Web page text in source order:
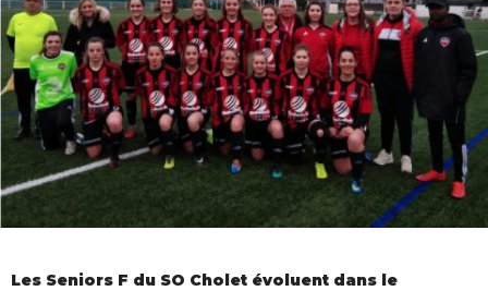
Les Seniors F du SO Cholet évoluent dans le